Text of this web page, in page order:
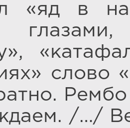
«яд в
слово
/…/